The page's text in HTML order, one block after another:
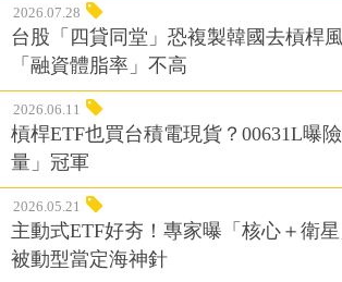
2026.07.28
台股「四貸同堂」恐複製韓國去槓桿
「融資體脂率」不高
2026.06.11
槓桿ETF也買台積電現貨？00631L曝
量」冠軍
2026.05.21
主動式ETF好夯！專家曝「核心＋衛
被動型當定海神針